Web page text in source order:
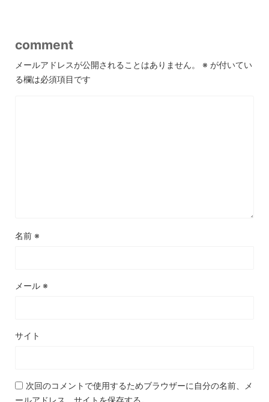
comment
メールアドレスが公開されることはありません。 ※ が付いてい
る欄は必須項目です
名前 ※
メール ※
サイト
次回のコメントで使用するためブラウザーに自分の名前、メ
ールアドレス、サイトを保存する。